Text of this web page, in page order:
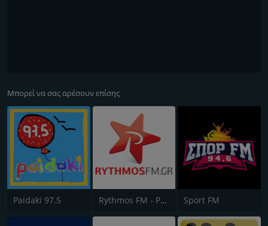
Μπορεί να σας αρέσουν επίσης
Paidaki 97.5 Rythmos FM - Ρυθμος 94.9 Sport FM